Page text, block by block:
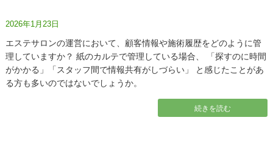
2026年1月23日
エステサロンの運営において、顧客情報や施術履歴をどのように管
理していますか？ 紙のカルテで管理している場合、 「探すのに時間
がかかる」「スタッフ間で情報共有がしづらい」 と感じたことがあ
る方も多いのではないでしょうか。
続きを読む